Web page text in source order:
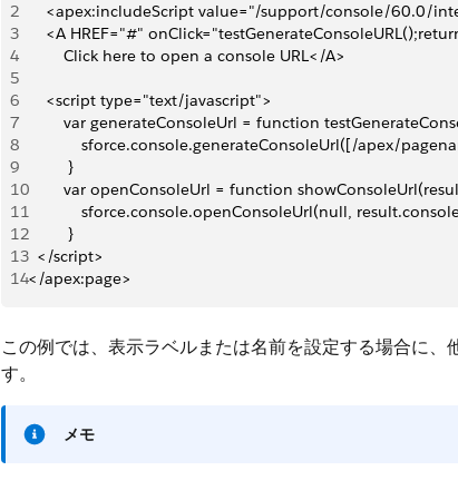
2
<apex:includeScript value="/support/console/60.0/
3
<A HREF="#"
4
        Click here to open a console URL</A>
5
6
    <script type="text/javascript">
7
var generateConsoleUrl = function
8
sforce.console.generateConsoleUrl([/apex/
9
         }
10
var openConsoleUrl = function
11
sforce.console.openConsoleUrl(null, result.consoleUrl,
12
         }
13
  </script>
14</apex:page>
この例では、表示ラベルまたは名前を設定する場合に、
す。
メモ